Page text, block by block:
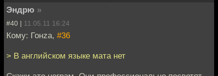
Эндрю »
#40 | 11.05.11 16:24
Кому: Гонzа, #36
> В английском языке мата нет